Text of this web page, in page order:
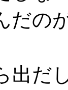
だの
出だ